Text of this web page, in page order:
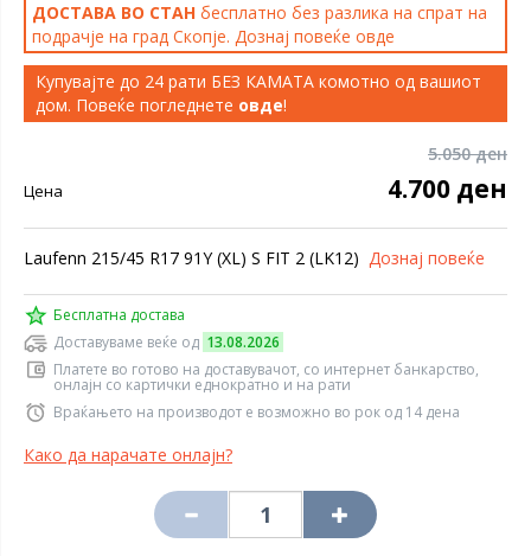
ДОСТАВА ВО СТАН бесплатно без разлика на спрат на
подрачје на град Скопје. Дознај повеќе овде
Купувајте до 24 рати БЕЗ КАМАТА комотно од вашиот
дом. Повеќе погледнете овде!
5.050 ден
Цена 4.700 ден
Laufenn 215/45 R17 91Y (XL) S FIT 2 (LK12) Дознај повеќе
Бесплатна достава
Доставуваме веќе од 13.08.2026
Платете во готово на доставувачот, со интернет банкарство,
онлајн со картички еднократно и на рати
Враќањето на производот е возможно во рок од 14 дена
Како да нарачате онлајн?